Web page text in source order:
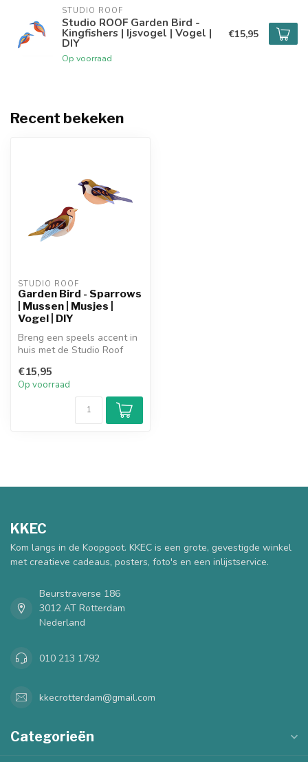
STUDIO ROOF
Studio ROOF Garden Bird -
Kingfishers | Ijsvogel | Vogel |
DIY
Op voorraad
€15,95
Recent bekeken
STUDIO ROOF
Garden Bird - Sparrows
| Mussen | Musjes |
Vogel | DIY
Breng een speels accent in
huis met de Studio Roof
u...
€15,95
Op voorraad
KKEC
Kom langs in de Koopgoot. KKEC is een grote, gevestigde winkel
met creatieve cadeaus, posters, foto's en een inlijstservice.
Beurstraverse 186
3012 AT Rotterdam
Nederland
010 213 1792
kkecrotterdam@gmail.com
Categorieën